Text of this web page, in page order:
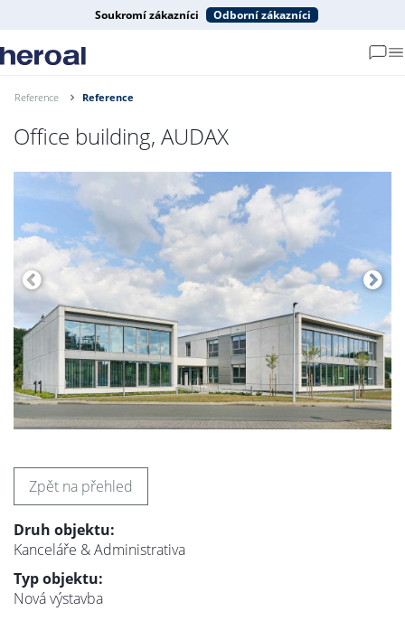
Soukromí zákazníci Odborní zákazníci
Reference Reference
Office building, AUDAX
Zpět na přehled
Druh objektu:
Kanceláře & Administrativa
Typ objektu:
Nová výstavba